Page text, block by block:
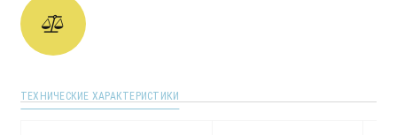
ТЕХНИЧЕСКИЕ ХАРАКТЕРИСТИКИ